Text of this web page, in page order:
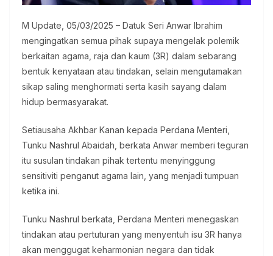
M Update, 05/03/2025 – Datuk Seri Anwar Ibrahim
mengingatkan semua pihak supaya mengelak polemik
berkaitan agama, raja dan kaum (3R) dalam sebarang
bentuk kenyataan atau tindakan, selain mengutamakan
sikap saling menghormati serta kasih sayang dalam
hidup bermasyarakat.
Setiausaha Akhbar Kanan kepada Perdana Menteri,
Tunku Nashrul Abaidah, berkata Anwar memberi teguran
itu susulan tindakan pihak tertentu menyinggung
sensitiviti penganut agama lain, yang menjadi tumpuan
ketika ini.
Tunku Nashrul berkata, Perdana Menteri menegaskan
tindakan atau pertuturan yang menyentuh isu 3R hanya
akan menggugat keharmonian negara dan tidak